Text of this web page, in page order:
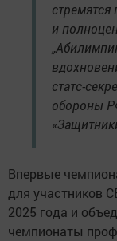
и
статс-
обороны
Впервые
для участников
2025 года и
чемпионаты